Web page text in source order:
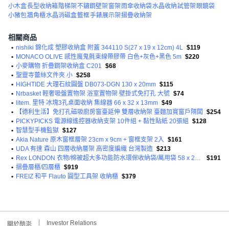
小木盒長型收納箱 階梯架不鏽鋼壁架窗架雨傘收納袋水晶收納試管架 眼鏡袋
小豬包牆角櫃水晶消磁盒籃框手錶展示架摺疊收納架
相關商品
• nishiki 錦化成 塑膠收納盒 附蓋 344110 S(27 x 19 x 12cm) 4L
$119
• MONACO OLIVE 感性魔鬼氈束線帶膠帶 白色+灰色+黑色 5m $220
• 小麥購物 折疊鋼架收納盒 C201
$68
• 聖靈寺蕾絲文件夾 小 $258
• HIGHTIDE 大理石紋圓盤 DB073-DGN 130 x 20mm $115
• Nrbasket 輕奢吸盤置物架 浴室置物架 壁掛式免打孔 大號 $74
• litem. 里特 冰塊3孔桌面收納 集線器 66 x 32 x 13mm $49
•
【德利生活】免打孔磁吸廚房窗臺延伸 雙層收納架 臺麵加寬窗戶隔闆
$254
• PICKYPICKS 電源線遙控器收納支架 10件組 + 黏性貼紙 20張組
$128
• 智慧型手機監獄 $127
• Akia Nature 原木窗框層架 23cm x 9cm + 窗框支架 2入
$161
• UDA 有達 森山 四層收納層架 高密度編織 台灣製造 $213
•
$191
• 摺疊層櫃/四層櫃 $919
• FREIZ 和平 Flauto 圓型工具架 收納櫃 $379
關於酷澎 Investor Relations